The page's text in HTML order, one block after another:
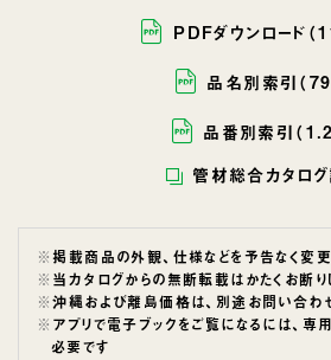
PDFダウンロード（
品名別索引（
品番別索引（
管材総合カタロ
掲載商品の外観、仕様などを予告なく変更
当カタログからの無断転載はかたくお断り
沖縄および離島価格は、別途お問い合わせ
アプリで電子ブックをご覧になるには、専
必要です